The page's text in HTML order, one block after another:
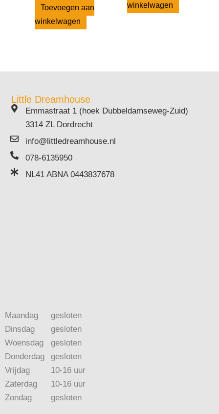
Toevoegen aan
winkelwagen
winkelwagen
Little Dreamhouse
Emmastraat 1 (hoek Dubbeldamseweg-Zuid)
3314 ZL Dordrecht
info@littledreamhouse.nl
078-6135950
NL41 ABNA 0443837678
Maandag
Dinsdag
Woensdag
Donderdag
Vrijdag
Zaterdag
Zondag
gesloten
gesloten
gesloten
gesloten
10-16 uur
10-16 uur
gesloten